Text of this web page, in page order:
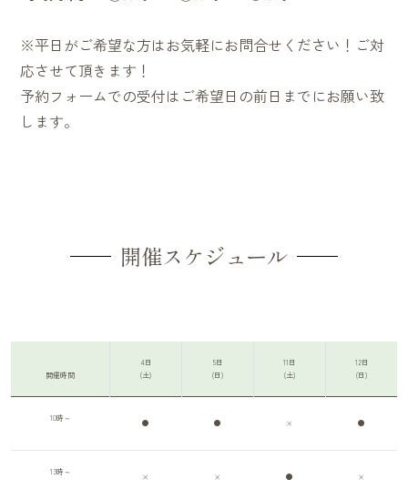
※平日がご希望な方はお気軽にお問合せください！ご対
応させて頂きます！
予約フォームでの受付はご希望日の前日までにお願い致
します。
開催スケジュール
開催時間
4日
(土)
5日
(日)
11日
(土)
12日
(日)
10時～
● ● × ●
13時～
× × ● ×